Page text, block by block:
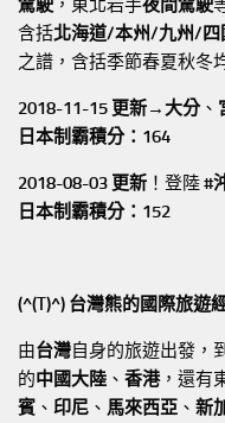
駕駛 ，東北岩手夜間駕駛
含括北海道/本州/九州/四
之譜，含括季節春夏秋冬
2018-11-15 更新→ 大分、
日本制霸積分：164
2018-08-03 更新 ！登陸#
日本制霸積分：152
(^(T)^) 台灣熊的國際旅遊
由台灣自身的旅遊出發，
的中國大陸 、 香港，還有
賓 、 印尼 、 馬來西亞 、 新